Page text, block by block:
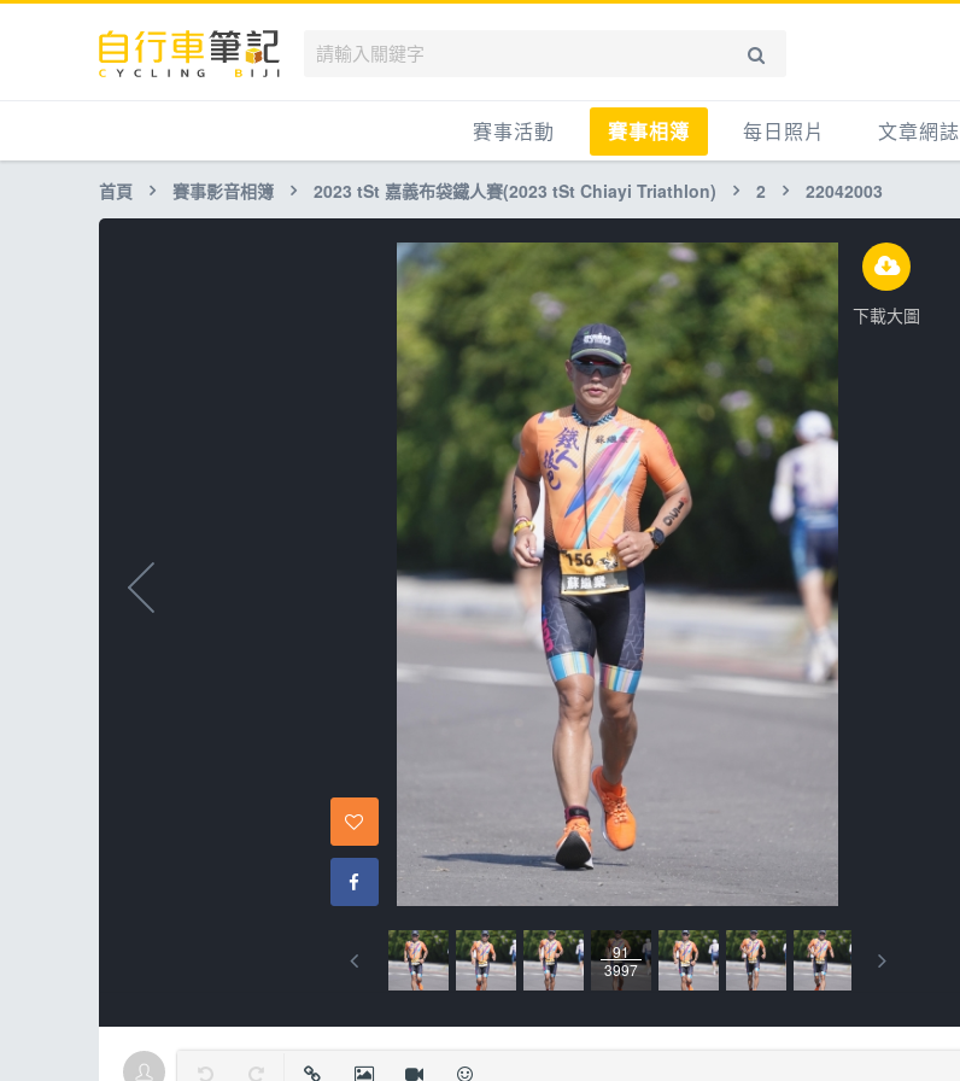
賽事活動
國內
國外
兒童滑步車
跟著筆記騎車去
賽事相簿
賽事影音相簿
自行車好影片
每日照片 文章網誌
網誌
知識
新聞
產品
首頁 賽事影音相簿 2023 tSt 嘉義布袋鐵人賽(2023 tSt Chiayi Triathlon) 2 22042003
下載大圖
91
3997